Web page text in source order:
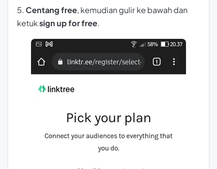
5. Centangfree, kemudian gulir ke bawah dan
ketuksign up for free.